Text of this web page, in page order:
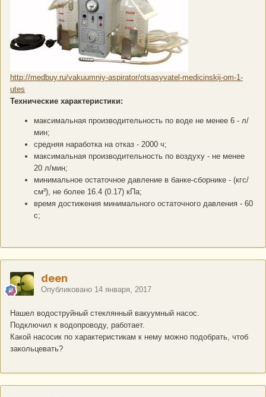
http://medbuy.ru/vakuumniy-aspirator/otsasyvatel-medicinskij-om-1-
utes
Технические характеристики:
максимальная производительность по воде не менее 6 - л/
мин;
средняя наработка на отказ - 2000 ч;
максимальная производительность по воздуху - не менее
20 л/мин;
минимальное остаточное давление в банке-сборнике - (кгс/
см²), не более 16.4 (0.17) кПа;
время достижения минимального остаточного давления - 60
с;
deen
Опубликовано 14 января, 2017
Нашел водоструйный стеклянный вакуумный насос.
Подключил к водопроводу, работает.
Какой насосик по характеристикам к нему можно подобрать, чтоб
закольцевать?